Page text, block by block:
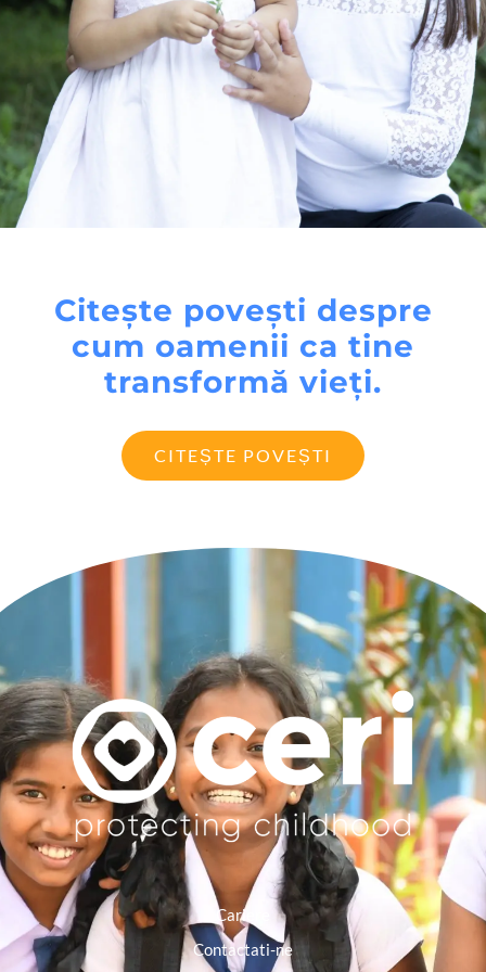
Citește povești despre
cum oamenii ca tine
transformă vieți.
CITEȘTE POVEȘTI
Cariere
Contactati-ne